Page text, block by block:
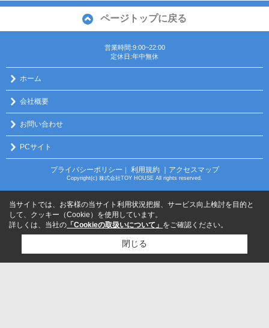
ページトップに戻る
営業時間:9:00~22:00
定休日:年中無休
ホーム
会社概要
お問い合わせ
PCサイト
プライバシーポリシー ｜ 利用規約 ｜アクセスマップ
Copyright(c) 株式会社TOY HOUSE All rights reserved.
当サイトでは、お客様の当サイト利用状況把握、サービス向上検討を目的と
して、クッキー（Cookie）を使用しています。
詳しくは、当社の 「Cookieの取扱いについて」 をご確認ください。
閉じる